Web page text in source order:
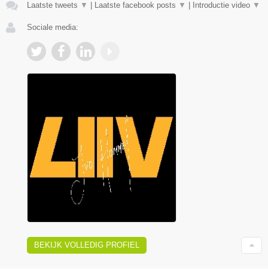
Laatste tweets ▼ Laatste facebook posts ▼ Introductie video ▼
Sociale media:
BEKIJK VOLLEDIG PROFIEL